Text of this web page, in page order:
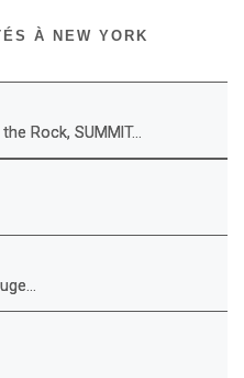
À NEW YORK
Rock, SUMMIT...